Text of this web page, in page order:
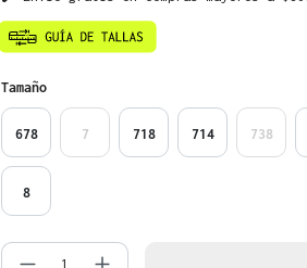
Seleccione
Tamaño
678 7 718 714 738
8
Cantidad del